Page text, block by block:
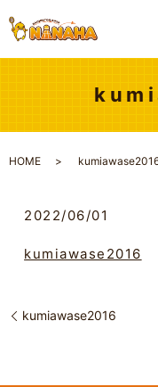
HOME
2022/06/01
kumiawase2016
kumiawase2016